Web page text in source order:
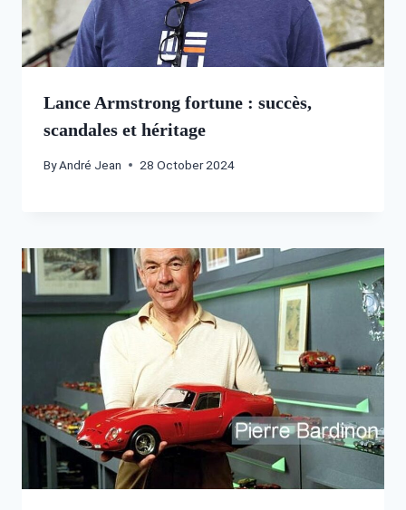
Lance Armstrong fortune : succès,
scandales et héritage
ByAndré Jean 28 October 2024